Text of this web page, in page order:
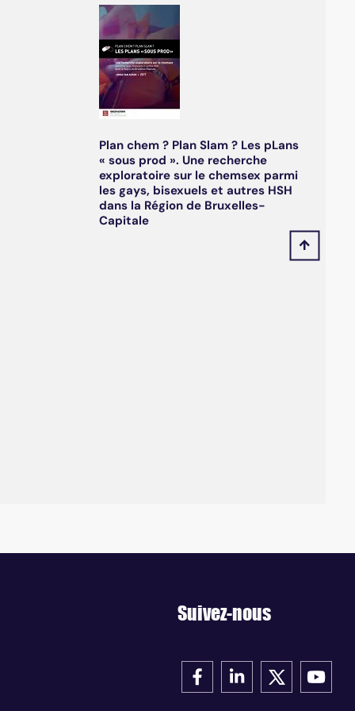
Plan chem ? Plan Slam ? Les pLans
« sous prod ». Une recherche
exploratoire sur le chemsex parmi
les gays, bisexuels et autres HSH
dans la Région de Bruxelles-
Capitale
Suivez-nous